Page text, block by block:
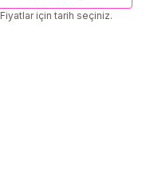
Fiyatlar için tarih seçiniz.